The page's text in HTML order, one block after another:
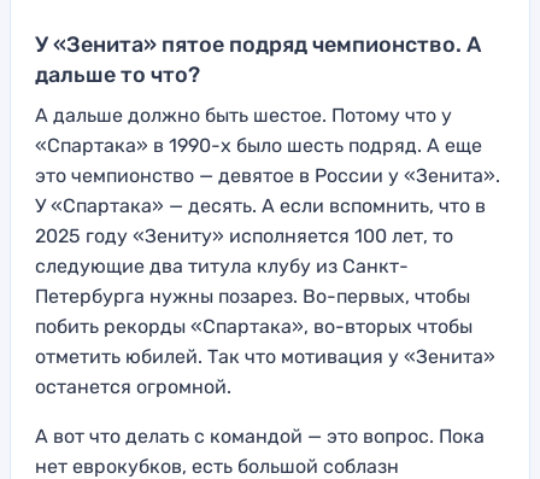
У «Зенита» пятое подряд чемпионство. А
дальше то что?
А дальше должно быть шестое. Потому что у
«Спартака» в 1990-х было шесть подряд. А еще
это чемпионство — девятое в России у «Зенита».
У «Спартака» — десять. А если вспомнить, что в
2025 году «Зениту» исполняется 100 лет, то
следующие два титула клубу из Санкт-
Петербурга нужны позарез. Во-первых, чтобы
побить рекорды «Спартака», во-вторых чтобы
отметить юбилей. Так что мотивация у «Зенита»
останется огромной.
А вот что делать с командой — это вопрос. Пока
нет еврокубков, есть большой соблазн